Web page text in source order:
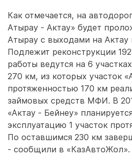
Как отмечается, на
Атырау - Актау» будет
Атырау с выходами на Актау
Подлежит реконструкции
работы ведутся на 6
270 км, из которых участок
протяженностью 170 км
займовых средств МФИ. В
«Актау - Бейнеу»
эксплуатацию 1 участок
По оставшимся 230 км
- сообщили в «КазАвтоЖол».